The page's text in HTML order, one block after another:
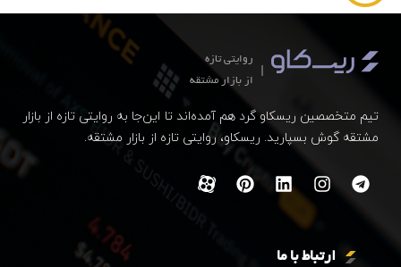
روایتی تازه
از بازار مشتقه
تیم متخصصین ریسکاو گرد هم آمده‌اند تا این‌جا به روایتی تازه از بازار
مشتقه گوش بسپارید. ریسکاو، روایتی تازه از بازار مشتقه.
ارتباط با ما